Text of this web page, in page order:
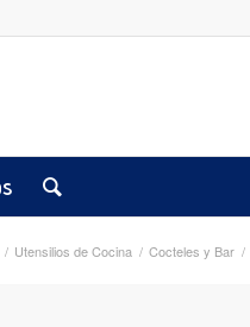
/ Utensilios de Cocina / Cocteles y Bar /